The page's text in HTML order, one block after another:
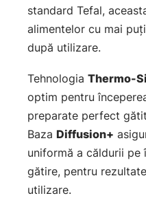
standard Tefal,
alimentelor cu mai
după utilizare.
Tehnologia Thermo-
optim pentru
preparate perfect
Baza Diffusion+
uniformă a căldurii pe
gătire, pentru
utilizare.